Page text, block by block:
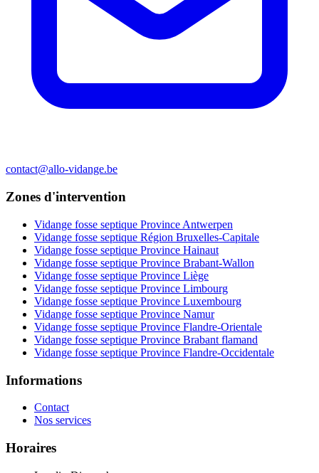
contact@allo-vidange.be
Zones d'intervention
Vidange fosse septique Province Antwerpen
Vidange fosse septique Région Bruxelles-Capitale
Vidange fosse septique Province Hainaut
Vidange fosse septique Province Brabant-Wallon
Vidange fosse septique Province Liège
Vidange fosse septique Province Limbourg
Vidange fosse septique Province Luxembourg
Vidange fosse septique Province Namur
Vidange fosse septique Province Flandre-Orientale
Vidange fosse septique Province Brabant flamand
Vidange fosse septique Province Flandre-Occidentale
Informations
Contact
Nos services
Horaires